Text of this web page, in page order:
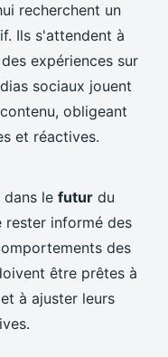
recherchent un
Ils s'attendent à
expériences sur
sociaux jouent
obligeant
et réactives.
dans le futur du
rester informé des
des
être prêtes à
à ajuster leurs